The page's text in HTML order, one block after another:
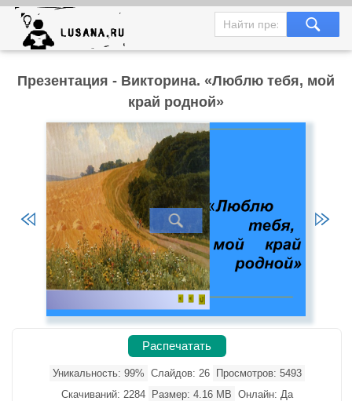
Презентация - Викторина. «Люблю тебя, мой
край родной»
Распечатать
Уникальность: 99% Слайдов: 26
Просмотров: 5493
Скачиваний: 2284
Размер: 4.16 MB Онлайн: Да